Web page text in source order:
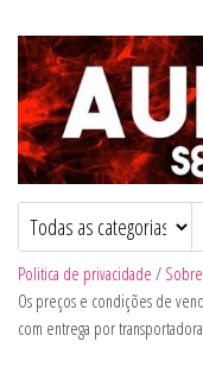
Audacia Sexy
Politica de privacidade /
Os preços e condições de
com entrega por